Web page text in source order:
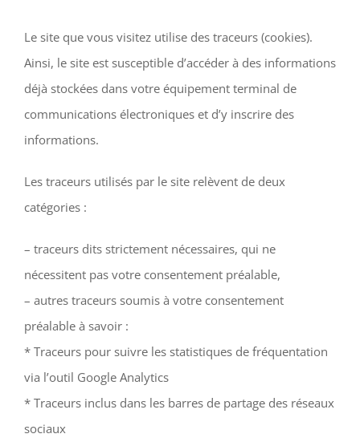
Le site que vous visitez utilise des traceurs (cookies).
Ainsi, le site est susceptible d’accéder à des informations
déjà stockées dans votre équipement terminal de
communications électroniques et d’y inscrire des
informations.
Les traceurs utilisés par le site relèvent de deux
catégories :
– traceurs dits strictement nécessaires, qui ne
nécessitent pas votre consentement préalable,
– autres traceurs soumis à votre consentement
préalable à savoir :
* Traceurs pour suivre les statistiques de fréquentation
via l’outil Google Analytics
* Traceurs inclus dans les barres de partage des réseaux
sociaux